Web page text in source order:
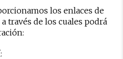
los enlaces de
través de los cuales podrá